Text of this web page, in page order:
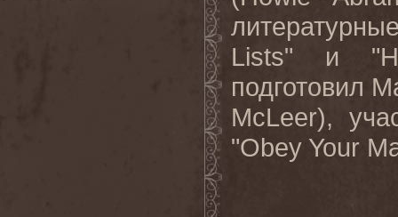
Lists" и
подготовил
McLeer),
"Obey Your